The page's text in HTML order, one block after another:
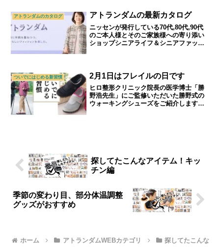
アトランダムのカタログ アトランダムの最新カタログ
ニッセンが発行している70代,80代,90代
のご本人様とそのご家族様への寄り添い
ショップシニアライフ＆シニアファッシ
ついでにはじめる新習慣 2月1日はフレイルの日です
ヒロ整形クリニック院長の医学博士「勝
野浩先生」にご監修いただいた勝野式の
ウォーキングシューズをご紹介します。
探してたこんなアイテム！キッ
チン編
季節の変わり目、部分体温調整
グッズがおすすめ
ホーム アトランダムWEBカテゴリ 探してたこんな